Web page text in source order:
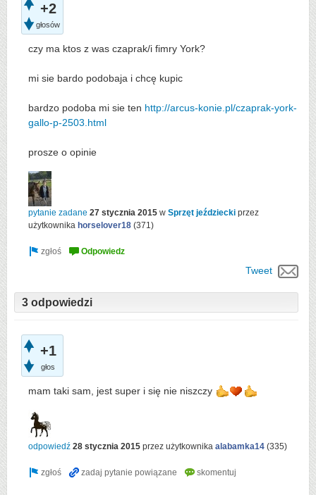
+2
głosów
czy ma ktos z was czaprak/i fimry York?
mi sie bardo podobaja i chcę kupic
bardzo podoba mi sie ten http://arcus-konie.pl/czaprak-york-
gallo-p-2503.html
prosze o opinie
pytanie zadane 27 stycznia 2015 w Sprzęt jeździecki przez
użytkownika horselover18 (371)
Tweet
3 odpowiedzi
+1
głos
mam taki sam, jest super i się nie niszczy
odpowiedź 28 stycznia 2015 przez użytkownika alabamka14 (335)